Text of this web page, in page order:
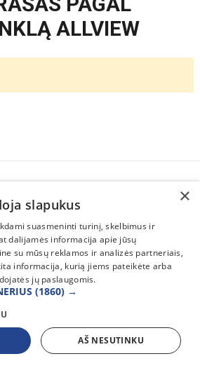
ALLVIEW
×
slapukus
suasmeninti turinį, skelbimus ir
dalijamės informacija apie jūsų
su mūsų reklamos ir analizės partneriais,
informacija, kurią jiems pateikėte arba
jų paslaugomis.
(1860) →
AŠ NESUTINKU